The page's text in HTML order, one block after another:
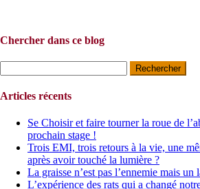
Chercher dans ce blog
Articles récents
Se Choisir et faire tourner la roue de
prochain stage !
Trois EMI, trois retours à la vie, une
après avoir touché la lumière ?
La graisse n’est pas l’ennemie mais un
L’expérience des rats qui a changé